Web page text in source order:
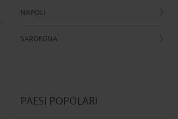
NAPOLI
SARDEGNA
PAESI POPOLARI